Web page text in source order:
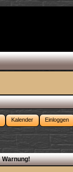
Kalender Einloggen
Warnung!